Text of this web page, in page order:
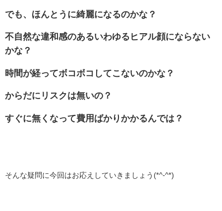
でも、ほんとうに綺麗になるのかな？
不自然な違和感のあるいわゆるヒアル顔にならない
かな？
時間が経ってボコボコしてこないのかな？
からだにリスクは無いの？
すぐに無くなって費用ばかりかかるんでは？
そんな疑問に今回はお応えしていきましょう(*^-^*)